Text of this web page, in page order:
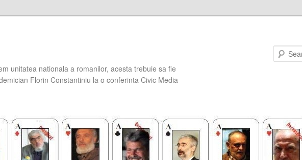
unitatea nationala a romanilor, acesta trebuie sa fie
Florin Constantiniu la o conferinta Civic Media